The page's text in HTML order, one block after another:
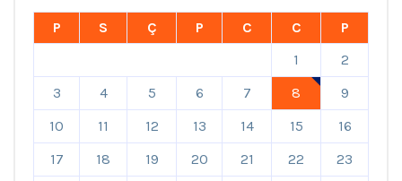
P S Ç P C C
P
1
2
3
4 5 6 7 8
9
10
11 12 13 14 15
16
17
18 19 20 21 22
23